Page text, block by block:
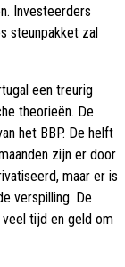
Investeerders
steunpakket zal
een treurig
theorieën. De
het BBP. De helft
zijn er door
maar er is
verspilling. De
tijd en geld om